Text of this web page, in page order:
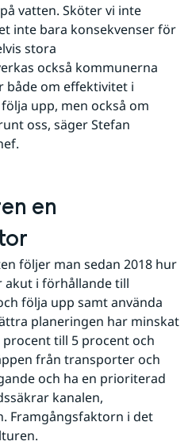
vatten. Sköter vi inte
inte bara konsekvenser för
stora
också kommunerna
både om effektivitet i
upp, men också om
oss, säger Stefan
en
följer man sedan 2018 hur
akut i förhållande till
följa upp samt använda
planeringen har minskat
till 5 procent och
från transporter och
och ha en prioriterad
kanalen,
Framgångsfaktorn i det